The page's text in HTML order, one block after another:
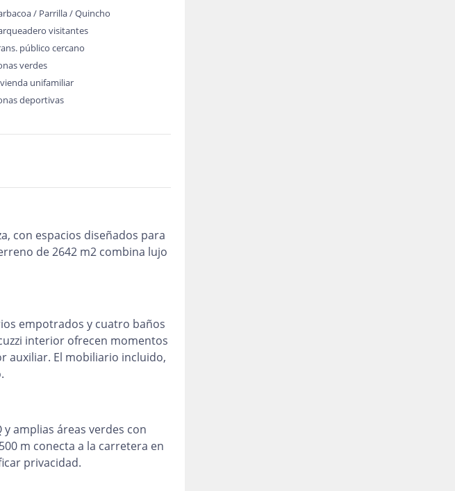
/ Parrilla / Quincho
visitantes
público cercano
verdes
unifamiliar
deportivas
con espacios diseñados para
de 2642 m2 combina lujo
empotrados y cuatro baños
interior ofrecen momentos
auxiliar. El mobiliario incluido,
amplias áreas verdes con
m conecta a la carretera en
privacidad.